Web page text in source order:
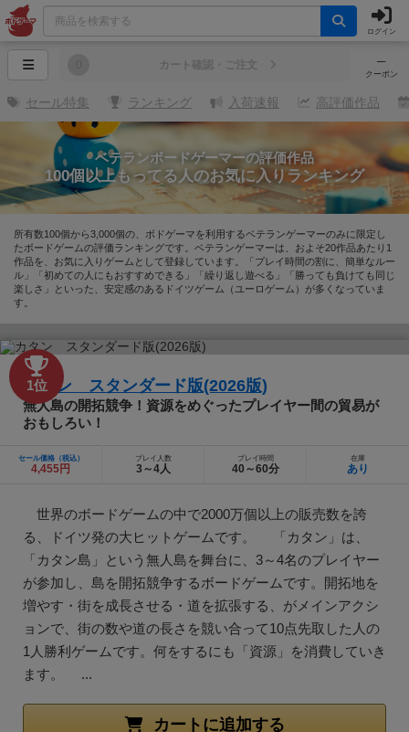
ログイン
─
クーポン
カート確認・ご注文
セール特集 ランキング 入荷速報 高評価作品
ベテランボードゲーマーの評価作品
100個以上もってる人のお気に入りランキング
所有数100個から3,000個の、ボドゲーマを利用するベテランゲーマーのみに限定し
たボードゲームの評価ランキングです。ベテランゲーマーは、およそ20作品あたり1
作品を、お気に入りゲームとして登録しています。「プレイ時間の割に、簡単なルー
ル」「初めての人にもおすすめできる」「繰り返し遊べる」「勝っても負けても同じ
楽しさ」といった、安定感のあるドイツゲーム（ユーロゲーム）が多くなっていま
す。
1位
カタン スタンダード版(2026版)
無人島の開拓競争！資源をめぐったプレイヤー間の貿易が
おもしろい！
セール価格（税込）
4,455円
プレイ人数
3～4人
プレイ時間
40～60分
在庫
あり
世界のボードゲームの中で2000万個以上の販売数を誇
る、ドイツ発の大ヒットゲームです。 「カタン」は、
「カタン島」という無人島を舞台に、3～4名のプレイヤー
が参加し、島を開拓競争するボードゲームです。開拓地を
増やす・街を成長させる・道を拡張する、がメインアクシ
ョンで、街の数や道の長さを競い合って10点先取した人の
1人勝利ゲームです。何をするにも「資源」を消費していき
ます。 ...
カートに追加する